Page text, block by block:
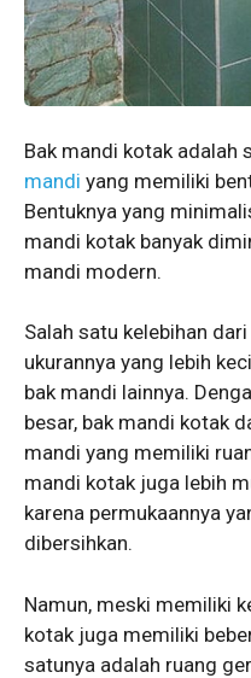
Bak mandi kotak adalah
mandi yang memiliki
Bentuknya yang
mandi kotak banyak
mandi modern.
Salah satu kelebihan
ukurannya yang lebih
bak mandi lainnya.
besar, bak mandi kotak
mandi yang memiliki
mandi kotak juga lebih
karena permukaannya
dibersihkan.
Namun, meski memiliki
kotak juga memiliki
satunya adalah ruang